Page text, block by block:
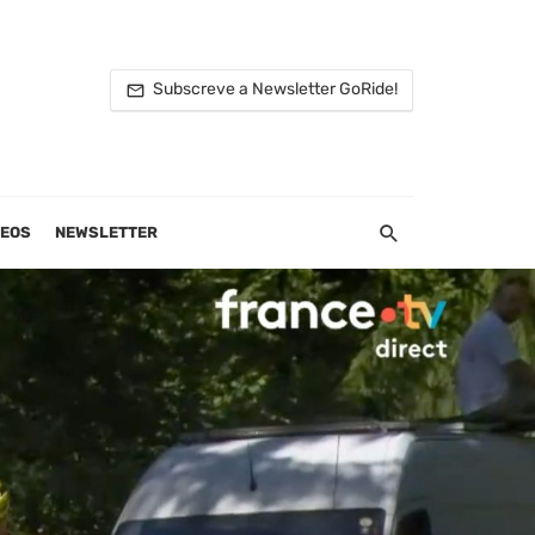
Subscreve a Newsletter GoRide!
NEWSLETTER